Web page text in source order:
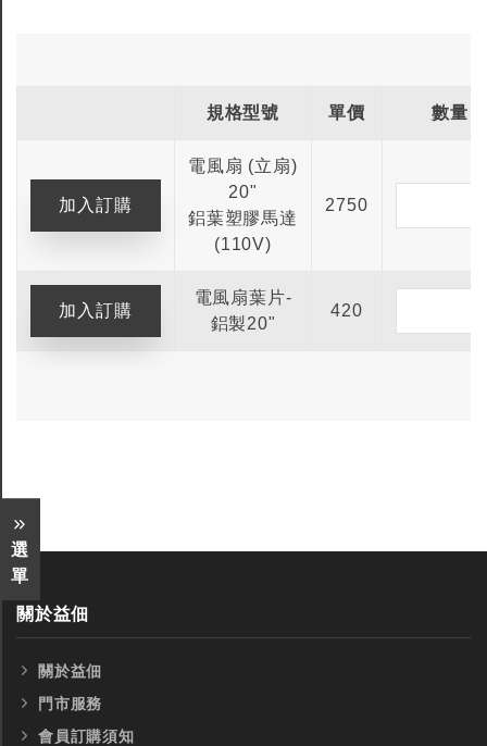
選
單
台製WEENIX四刃全鎢鋼銑刀
台製WEENIX加長二
規格型號 單價 數量
電風扇 (立扇)
20"
鋁葉塑膠馬達
(110V)
2750
電風扇葉片-
鋁製20"
420
關於益佃
關於益佃
門市服務
會員訂購須知